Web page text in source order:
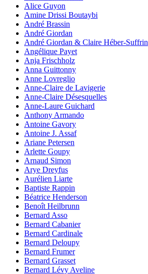
Alice Guyon
Amine Drissi Boutaybi
André Brassin
André Giordan
André Giordan & Claire Héber-Suffrin
Angélique Payet
Anja Frischholz
Anna Guittonny
Anne Lovreglio
Anne-Claire de Lavigerie
Anne-Claire Désesquelles
Anne-Laure Guichard
Anthony Armando
Antoine Gavory
Antoine J. Assaf
Ariane Petersen
Arlette Goupy
Arnaud Simon
Arye Dreyfus
Aurélien Liarte
Baptiste Rappin
Béatrice Henderson
Benoît Heilbrunn
Bernard Asso
Bernard Cabanier
Bernard Cardinale
Bernard Deloupy
Bernard Frumer
Bernard Grasset
Bernard Lévy Aveline